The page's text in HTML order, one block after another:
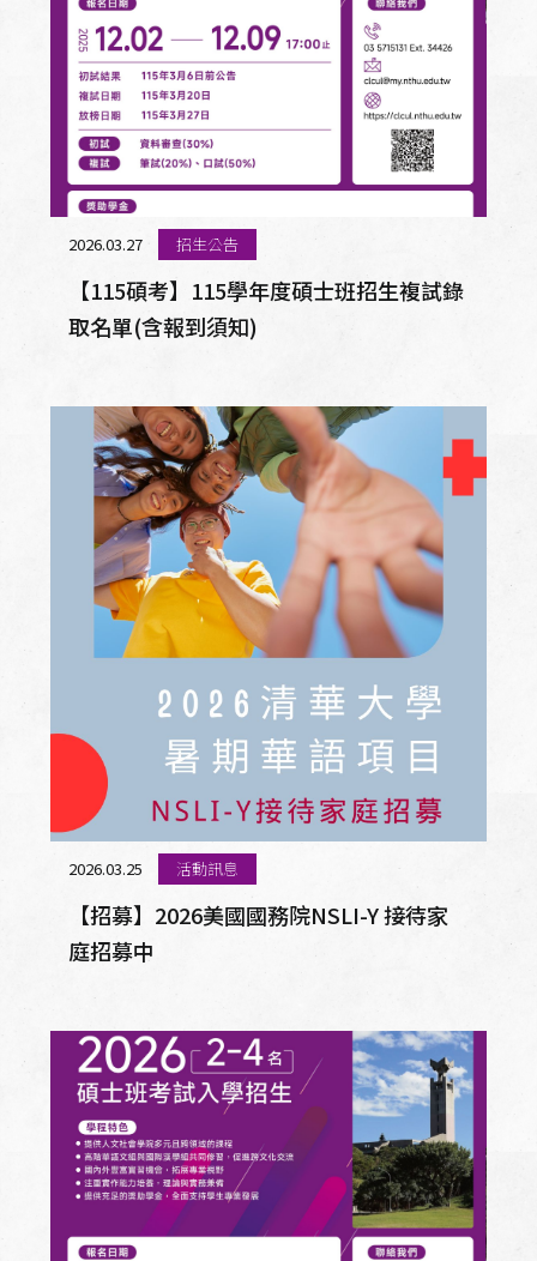
2026.03.27 招生公告
【115碩考】115學年度碩士班招生複試錄
取名單(含報到須知)
2026.03.25 活動訊息
【招募】2026美國國務院NSLI-Y 接待家
庭招募中